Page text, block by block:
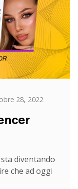
28, 2022
diventando
che ad oggi